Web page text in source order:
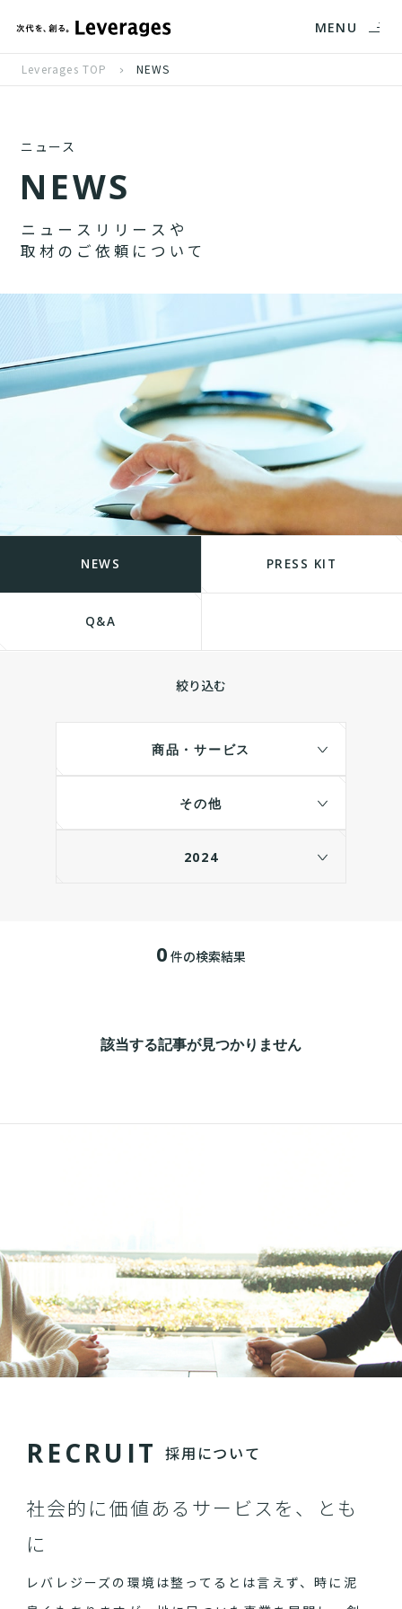
MENU
Leverages TOP NEWS
ニュース
NEWS
ニ ュ ー ス リ リ ー ス や
取 材 の ご 依 頼 に つ い て
NEWS PRESS KIT
Q&A
絞り込む
商品・サービス
その他
2024
0 件の検索結果
該当する記事が見つかりません
RECRU IT 採用について
社会的に価値あるサービスを、とも
に
レバレジーズの環境は整ってるとは言えず、時に泥